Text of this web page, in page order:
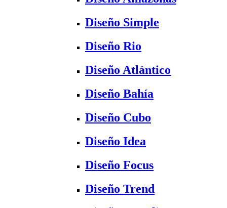
Diseño Simple
Diseño Rio
Diseño Atlántico
Diseño Bahía
Diseño Cubo
Diseño Idea
Diseño Focus
Diseño Trend